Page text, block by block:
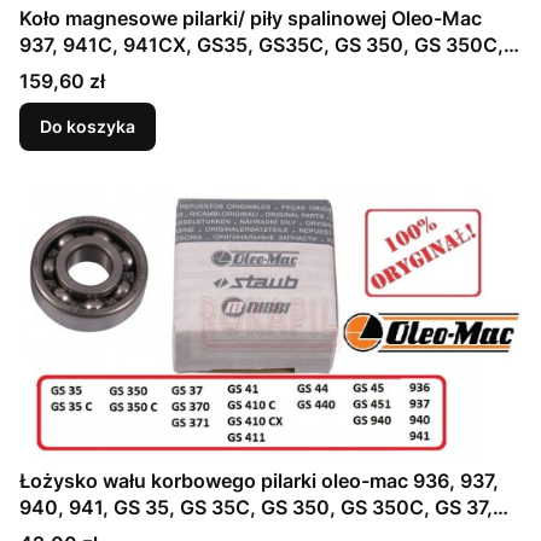
Koło magnesowe pilarki/ piły spalinowej Oleo-Mac
937, 941C, 941CX, GS35, GS35C, GS 350, GS 350C,
GS37, GS 370, GS 371, GS41, GS 410 C, GS 410 CX,
GS 411, GS44, GS 440, GS45, GS 451 - część
ORYGINALNA!
Cena
159,60 zł
Do koszyka
Łożysko wału korbowego pilarki oleo-mac 936, 937,
940, 941, GS 35, GS 35C, GS 350, GS 350C, GS 37,
GS 370, GS 371, GS 41, GS410C, GS10CX, GS 411, GS